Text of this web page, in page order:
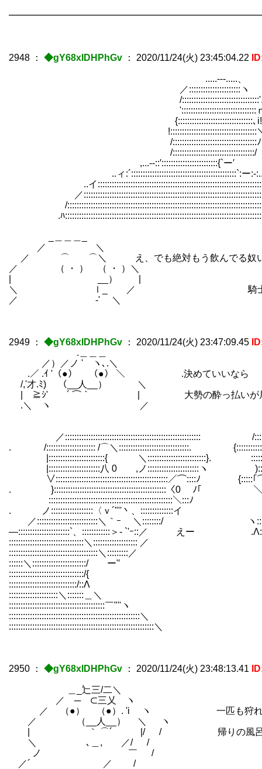
2948 ： ◆gY68xIDHPhGv ： 2020/11/24(火) 23:45:04.22
.....-‐-.....、
／::::::::::::::::::::::ヽ
/
'::::::::::::::::::::::::::::::::ｎ:} そこで
{::::::::::::::::::::::::::::::::､i!
!:::::::::::::::::::::::::::::::::::::＼ 副団長の牛
/::::::::::::::::::::::::::::::::::::ﾉ
/:::::::::::::::::::::::::::::::::::/
,...-‐::′::::::::::::::::::::::::{`ー′
..ィ:´:::::::::::::::::::::::::::::::::::::::::::::`:ー:-
..イ
／
/
.ﾊ
／ ＼
／ ⌒ ⌒＼ え、でも絶対もう飲んでる奴い
／ （ ・ ） （ ・ ）＼
| __） |
＼ ｌ_ ／ 騎士「当たり前
／ ‐' ＼
2949 ： ◆gY68xIDHPhGv ： 2020/11/24(火) 23:47:09.45
.＿＿＿
／）／ノ ' ヽ､.＼
.／ .ｲ '（●） （●） ＼ .決めていいなら
/,'才.ﾐ) （__人__） ＼
| ≧ｼ' ´ ⌒｀ | 大勢の酔っ払いが居るんで
.＼ ヽ ／
／:::::::::::::::::::::::::::::::::::::::::::::::::::::::::: /
. /::::::::::::::::::::: /⌒＼::::::::::::::::::::::::::::::.
|::::::::::::::::::::::::{ ＼:::::::::::::::::::::::::}.
|::::::::::::::::::::::八 0 ,ノ::::::::::::::::::::::ヽ
∨::::::::::::::::::::::::::::::::::::::::::::::::／⌒::::ﾉ {:::::｢⌒＼
. }::::::::::::::::::::::::::::::::::::::::::::::::〈0 ﾉ｢ ＼::. ０
:::::::::::::::::::::::::::::::::::::::::::::::::::::＼:::ﾉ }:::ｰ/
. ノ::::::::::::::::::〈ｖ´"''丶、::::::::::::::イ ::／
／::::::::::::::::::::::::::＼｀ｰ ＼::::::::/ ヽ
―::::::::::::::::::::::`、::::::::::::＞- `'ｰ::／ えー
::::::::::::::::::::::::::::::::＼::::::::::::::::::: ／ ＼
::::::::::::::::::::::::::::::::::::::＼:::::::::／ ＼
::::::＼:::::::::::::::::::::::/ ー'′ ＼
::::::::::::::::::::::::::::::::/{ ＼::／
:::::::::::::::::::::::::::::/::Λ ／
:::::::::::::::::::::＼:::::::＿＼ /
:::::::::::::::::::::::::::::::::::::::::￣"''ヽ /
::::::::::::::::::::::::::::::::::::::::::::::::::::::::＼ /
::::::::::::::::::::::::::::::::::::::::::::::::::::::::::::::＼ /
2950 ： ◆gY68xIDHPhGv ： 2020/11/24(火) 23:48:13.41
＿_辷三/二＼
／ ─ ⊂三乂 ヽ
／ （●） （●）. 'i ヽ 一匹も狩れなくて
／ （__人__） ＼ ヽ
| ｀ ⌒´ |/ / 帰りの風呂も今日
＼ ､＿, ／/ /
ノ ￣ /
／´ ／ /